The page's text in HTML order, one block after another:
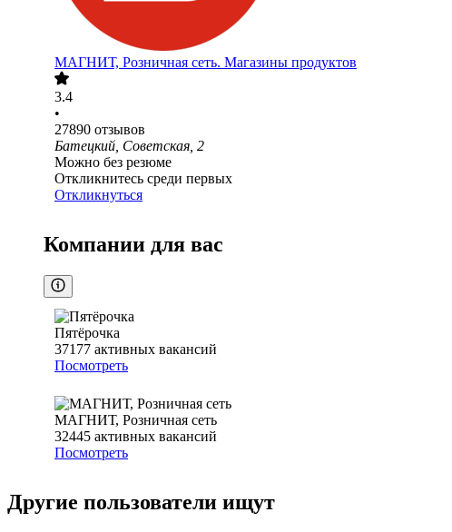
МАГНИТ, Розничная сеть. Магазины продуктов
3.4
•
27890 отзывов
Батецкий, Советская, 2
Можно без резюме
Откликнитесь среди первых
Откликнуться
Компании для вас
Пятёрочка
37177 активных вакансий
Посмотреть
МАГНИТ, Розничная сеть
32445 активных вакансий
Посмотреть
Другие пользователи ищут